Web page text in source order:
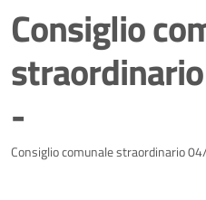
Consiglio
-
Dettagli della
Consiglio comunale straordinario